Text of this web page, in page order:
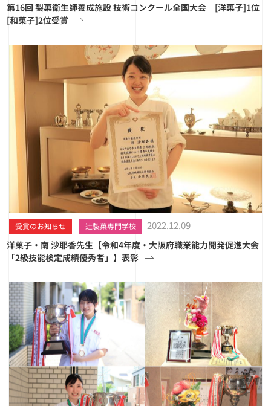
第16回 製菓衛生師養成施設 技術コンクール全国大会 [洋菓子]1位
[和菓子]2位受賞
受賞のお知らせ 辻製菓専門学校 2022.12.09
洋菓子・南 沙耶香先生【令和4年度・大阪府職業能力開発促進大会
「2級技能検定成績優秀者」】表彰